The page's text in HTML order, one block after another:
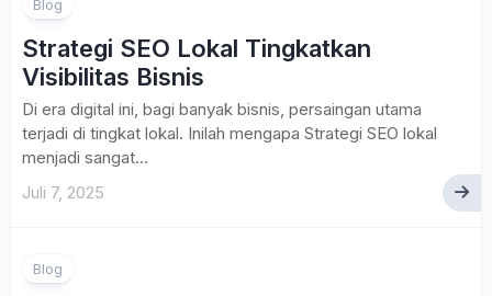
Blog
Strategi SEO Lokal Tingkatkan
Visibilitas Bisnis
Di era digital ini, bagi banyak bisnis, persaingan utama
terjadi di tingkat lokal. Inilah mengapa Strategi SEO lokal
menjadi sangat...
Juli 7, 2025
Blog